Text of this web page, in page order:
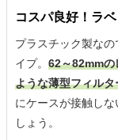
コスパ良好！ラ
プラスチック製な
イプ。 62～82mmの
ような薄型フィル
にケースが接触し
しょう。